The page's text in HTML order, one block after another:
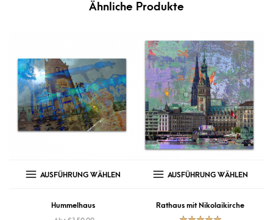
Ähnliche Produkte
AUSFÜHRUNG WÄHLEN
Hummelhaus
AUSFÜHRUNG WÄHLEN
Rathaus mit Nikolaikirche